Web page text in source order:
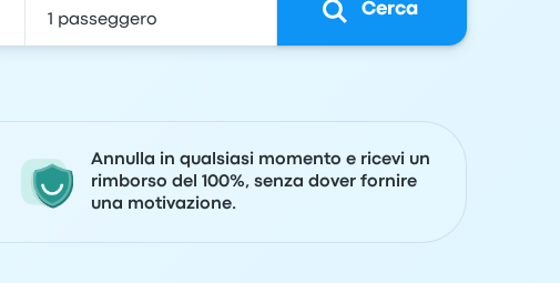
Cerca
Annulla in qualsiasi momento e ricevi un
rimborso del 100%, senza dover fornire
una motivazione.